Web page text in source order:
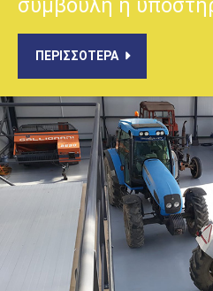
συμβουλή ή
ΠΕΡΙΣΣΟΤΕΡΑ